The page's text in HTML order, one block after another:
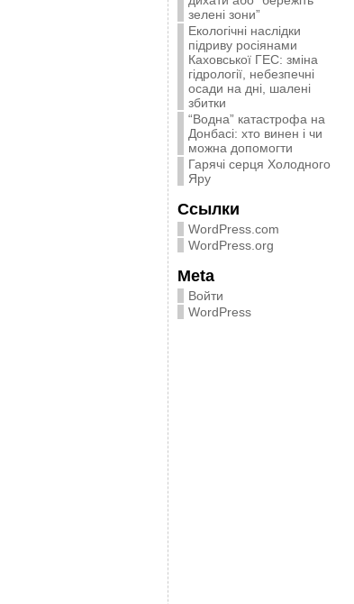
зелені зони”
Екологічні наслідки
підриву росіянами
Каховської ГЕС: зміна
гідрології, небезпечні
осади на дні, шалені
збитки
“Водна” катастрофа на
Донбасі: хто винен і чи
можна допомогти
Гарячі серця Холодного
Яру
Ссылки
WordPress.com
WordPress.org
Meta
Войти
WordPress